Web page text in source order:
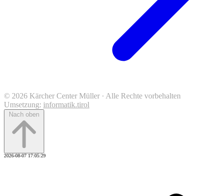
© 2026 Kärcher Center Müller · Alle Rechte vorbehalten
Umsetzung: informatik.tirol
Nach oben
2026-08-07 17:05:29